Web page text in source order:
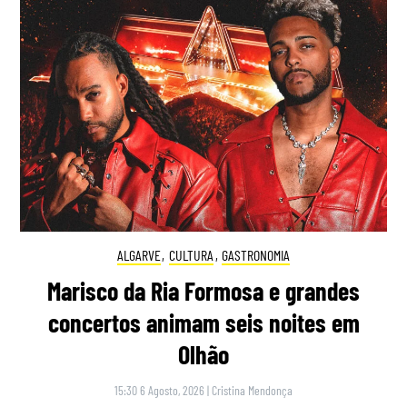
ALGARVE, CULTURA , GASTRONOMIA
Marisco da Ria Formosa e grandes
concertos animam seis noites em
Olhão
15:30 6 Agosto, 2026 | Cristina Mendonça